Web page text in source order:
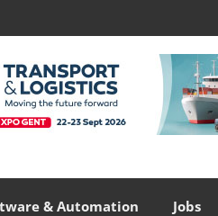
& Automation Jobs